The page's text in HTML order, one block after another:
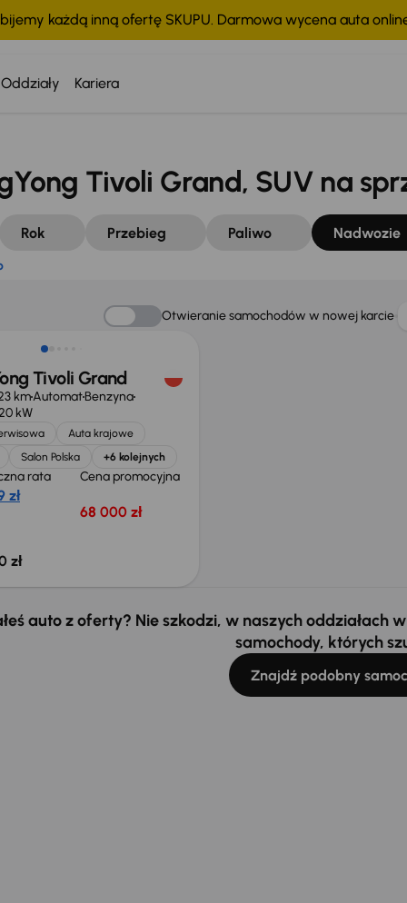
każdą inną ofertę SKUPU. Darmowa wycena auta
Oddziały Kariera
Tivoli Grand, SUV na
Rok Przebieg Paliwo Nadwozie
Otwieranie samochodów w nowej karcie
Tivoli Grand
kmAutomatBenzyna
kW
Auta krajowe
Salon Polska
+6 kolejnych
rata
zł
Cena promocyjna
68 000 zł
zł
auto z oferty? Nie szkodzi, w naszych oddziałach
samochody, których
Znajdź podobny